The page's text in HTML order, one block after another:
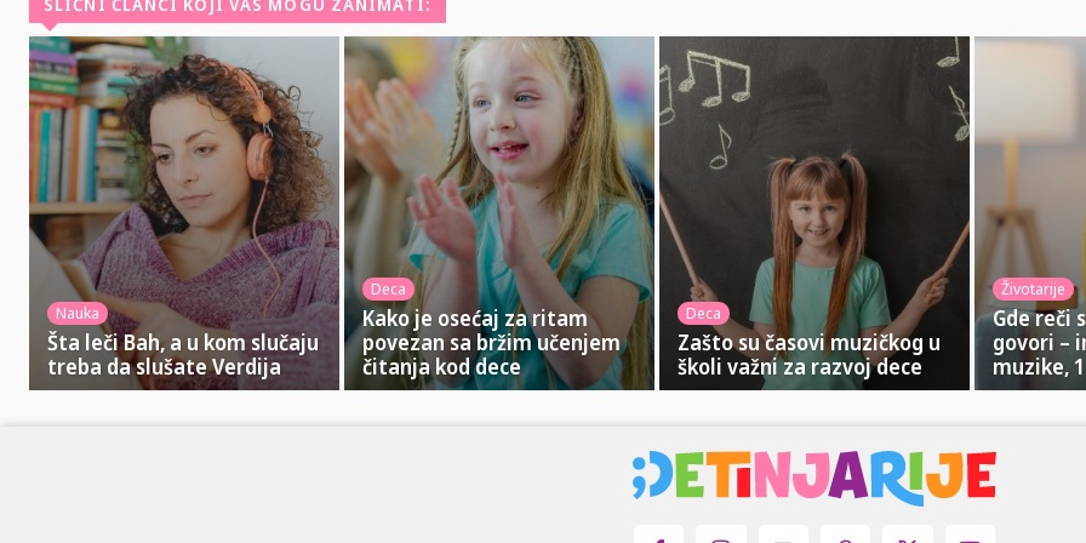
Nauka
Šta leči Bah, a u kom slučaju
treba da slušate Verdija
Deca
Kako je osećaj za ritam
povezan sa bržim učenjem
čitanja kod dece
Deca
Zašto su časovi muzičkog u
školi važni za razvoj dece
Životarije
Gde reči
govori –
muzike,